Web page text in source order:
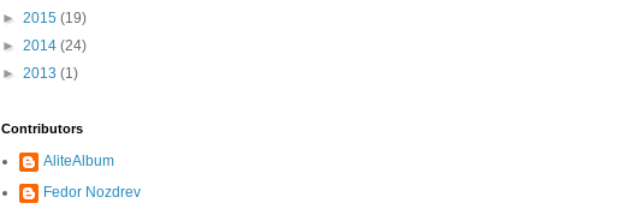
► 2015 (19)
► 2014 (24)
► 2013 (1)
Contributors
AliteAlbum
Fedor Nozdrev